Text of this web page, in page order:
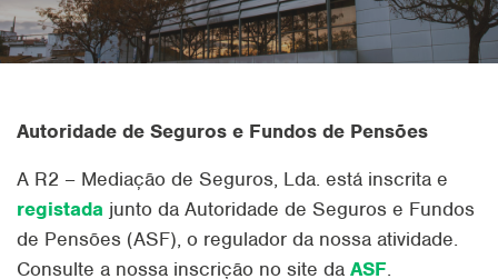
Autoridade de Seguros e Fundos de Pensões
A R2 – Mediação de Seguros, Lda. está inscrita e
registada junto da Autoridade de Seguros e Fundos
de Pensões (ASF), o regulador da nossa atividade.
Consulte a nossa inscrição no site da ASF.